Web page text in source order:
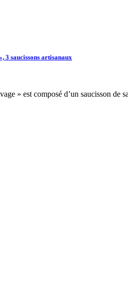
3 saucissons artisanaux
» est composé d’un saucisson de